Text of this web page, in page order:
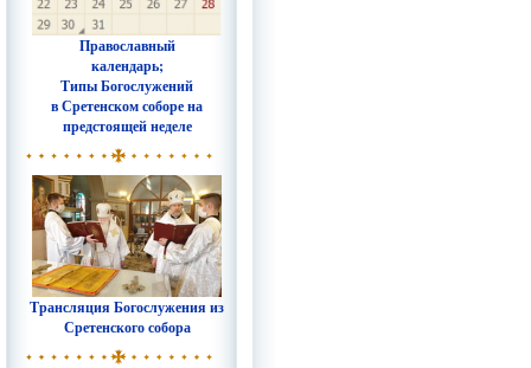
Православный
календарь;
Типы Богослужений
в Сретенском соборе на
предстоящей неделе
Трансляция Богослужения из
Сретенского собора